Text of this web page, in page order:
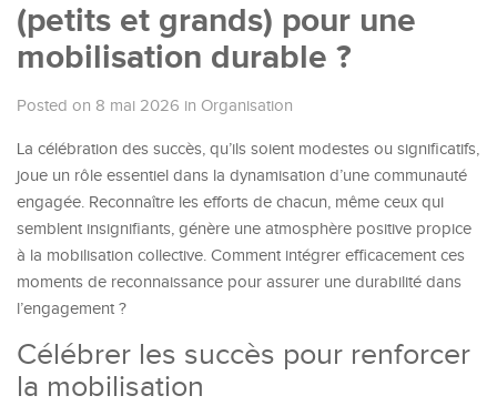
(petits et grands) pour une
mobilisation durable ?
Posted on 8 mai 2026 in Organisation
La célébration des succès, qu’ils soient modestes ou significatifs,
joue un rôle essentiel dans la dynamisation d’une communauté
engagée. Reconnaître les efforts de chacun, même ceux qui
semblent insignifiants, génère une atmosphère positive propice
à la mobilisation collective. Comment intégrer efficacement ces
moments de reconnaissance pour assurer une durabilité dans
l’engagement ?
Célébrer les succès pour renforcer
la mobilisation